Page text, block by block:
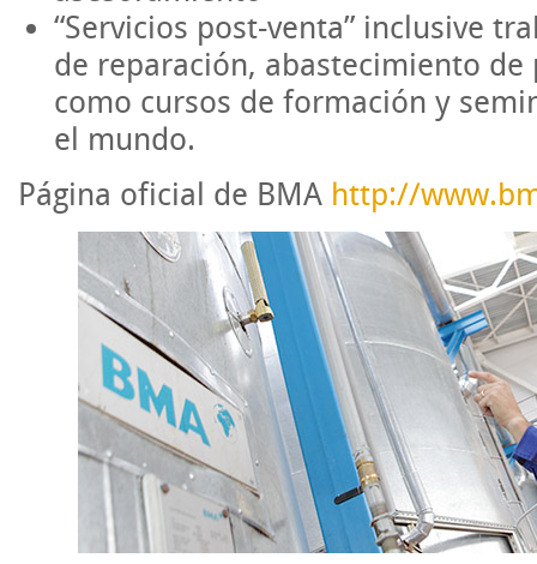
“Servicios post-venta” inclusive
de reparación, abastecimiento de
como cursos de formación y
el mundo.
Página oficial de BMA http://